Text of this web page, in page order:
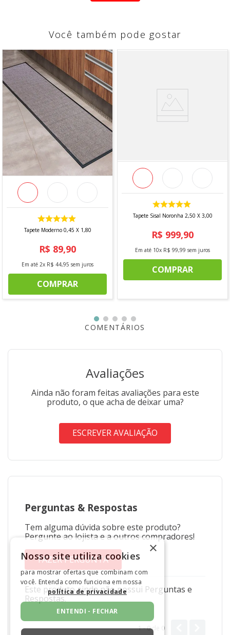
Tapete de Banheiro
Niazitex
COMPOSIÇÃO
- 100% Poliéster
CARACTERÍSTICA
- Macio
- Elegante
- Cores neutras
DIMENSÕES
Tapete: 43 X 75 cm
Tampa:45 X 48 cm
Pé de Vaso: 45 X 45 cm
*Imagem meramente ilustrativa
Você também pode gostar
Tapete Moderno 0,45 X 1,80
R$ 89,90
Em até 2x R$ 44,95 sem juros
COMPRAR
Tapete Sisal Noronha 2,50 X 3,00
R$ 999,90
Em até 10x R$ 99,99 sem juros
COMPRAR
COMENTÁRIOS
Avaliações
Ainda não foram feitas avaliações para este
produto, o que acha de deixar uma?
ESCREVER AVALIAÇÃO
Perguntas & Respostas
Tem alguma dúvida sobre este produto?
Pergunte ao lojista e a outros compradores!
FAZER PERGUNTA
Este produto ainda não possui Perguntas e
Respostas.
1 - 0de 0
×
Nosso site utiliza cookies
para mostrar ofertas que combinam com
você. Entenda como funciona em nossa
política de privacidade
ENTENDI - FECHAR